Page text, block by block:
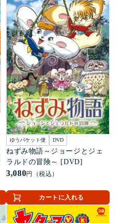
ゆうパケット便 DVD
ねずみ物語～ジョージとジェ
ラルドの冒険～ [DVD]
3,080円（税込）
カートに入れる